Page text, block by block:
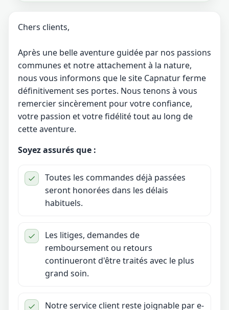
Chers clients,
Après une belle aventure guidée par nos passions
communes et notre attachement à la nature,
nous vous informons que le site Capnatur ferme
définitivement ses portes. Nous tenons à vous
remercier sincèrement pour votre confiance,
votre passion et votre fidélité tout au long de
cette aventure.
Soyez assurés que :
Toutes les commandes déjà passées
seront honorées dans les délais
habituels.
Les litiges, demandes de
remboursement ou retours
continueront d'être traités avec le plus
grand soin.
Notre service client reste joignable par e-